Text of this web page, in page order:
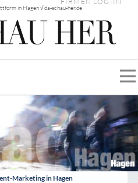
in Hagen √ da-schau-her.de
Marketing in Hagen